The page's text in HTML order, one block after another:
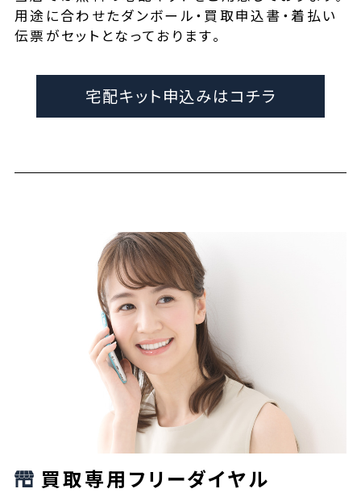
用途に合わせたダンボール・買取申込書・着払い
伝票がセットとなっております。
宅配キット申込みはコチラ
買取専用フリーダイヤル